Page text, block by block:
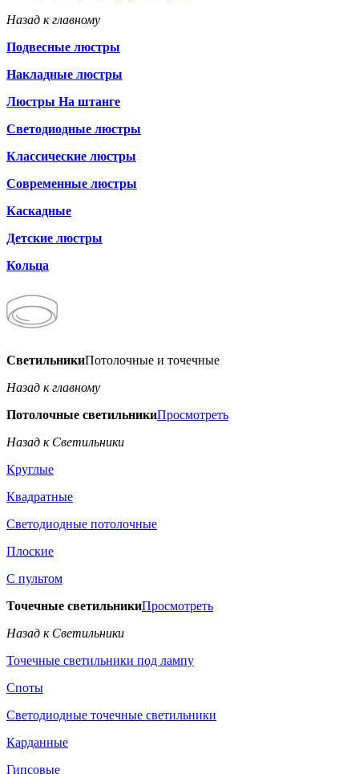
Назад к главному
Подвесные люстры
Накладные люстры
Люстры На штанге
Светодиодные люстры
Классические люстры
Современные люстры
Каскадные
Детские люстры
Кольца
СветильникиПотолочные и точечные
Назад к главному
Потолочные светильникиПросмотреть
Назад к Светильники
Круглые
Квадратные
Светодиодные потолочные
Плоские
С пультом
Точечные светильникиПросмотреть
Назад к Светильники
Точечные светильники под лампу
Споты
Светодиодные точечные светильники
Карданные
Гипсовые